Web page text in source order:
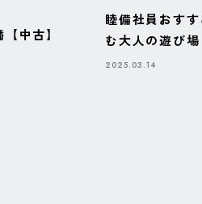
中古】
睦備社員おす
む大人の遊び
BAZAAR」
2025.03.14